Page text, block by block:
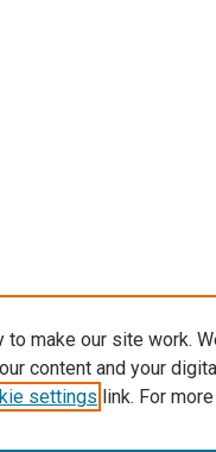
make our site work.
content and your
settings link. For